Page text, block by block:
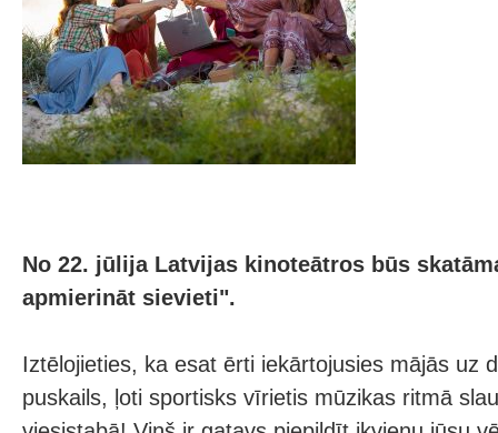
No 22. jūlija Latvijas kinoteātros būs
apmierināt sievieti".
Iztēlojieties, ka esat ērti iekārtojusies mājās uz
puskails, ļoti sportisks vīrietis mūzikas ritmā